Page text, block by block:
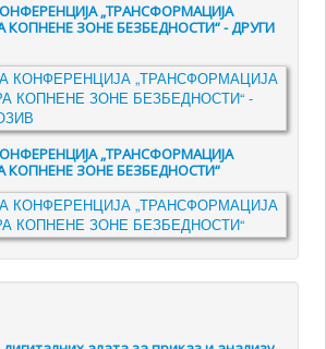
„ТРАНСФОРМАЦИЈА
КОПНЕНЕ ЗОНЕ БЕЗБЕДНОСТИ“ - ДРУГИ
„ТРАНСФОРМАЦИЈА
КОПНЕНЕ ЗОНЕ БЕЗБЕДНОСТИ“